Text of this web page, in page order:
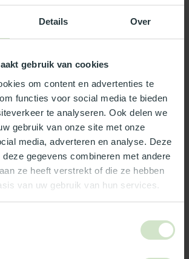
Details Over
gebruik van cookies
om content en advertenties te
functies voor social media te bieden
te analyseren. Ook delen we
gebruik van onze site met onze
media, adverteren en analyse. Deze
deze gegevens combineren met andere
ze heeft verstrekt of die ze hebben
van uw gebruik van hun services.
bijzonder maakt:
in Nederland, m.u.v. de Waddeneilanden